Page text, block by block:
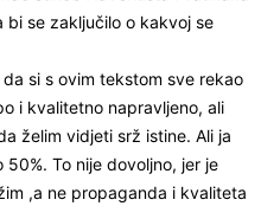
bi se zaključilo o kakvoj se
si s ovim tekstom sve rekao
i kvalitetno napravljeno, ali
želim vidjeti srž istine. Ali ja
To nije dovoljno, jer je
,a ne propaganda i kvaliteta